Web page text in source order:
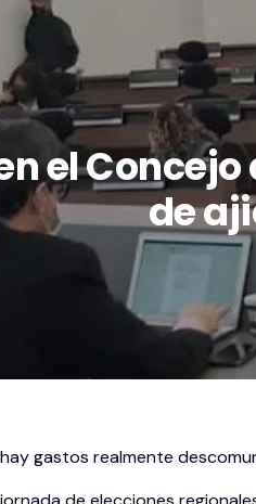
el
de
gastos realmente